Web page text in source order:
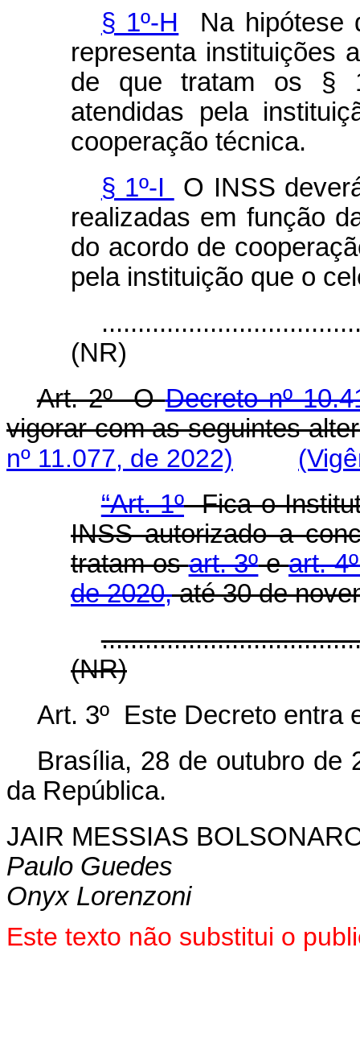
§ 1º-H Na hipótese
representa instituições
de que tratam os §
atendidas pela
cooperação técnica.
§ 1º-I
O INSS
realizadas em função
do acordo de
pela instituição que o
(NR)
Art. 2º ODecreto nº
vigorar com as seguintes
nº 11.077, de 2022)
“Art. 1ºFica o
INSS autorizado a
tratam osart. 3ºeart.
de 2020,até 30 de
(NR)
Art. 3º Este Decreto entra
Brasília, 28 de outubro de
da República.
JAIR MESSIAS
Paulo Guedes
Onyx Lorenzoni
Este texto não substitui o